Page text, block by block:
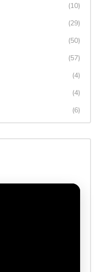
(10)
(29)
(50)
(57)
(4)
(4)
(6)